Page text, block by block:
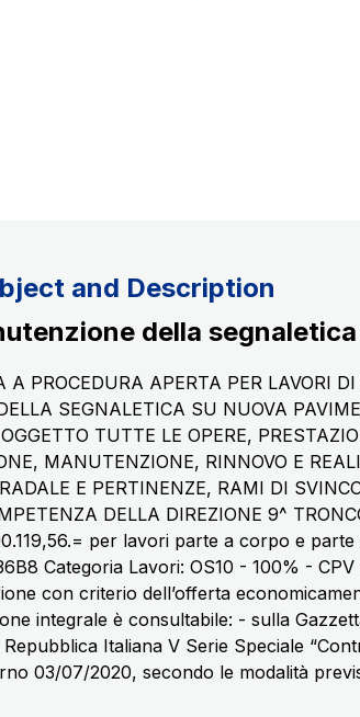
and Description
della
PROCEDURA APERTA PER LAVORI
SEGNALETICA SU NUOVA
TUTTE LE OPERE,
MANUTENZIONE, RINNOVO E
E PERTINENZE, RAMI DI
DELLA DIREZIONE 9^
per lavori parte a corpo e
Categoria Lavori: OS10 - 100% -
con criterio dell’offerta
integrale è consultabile: - sulla
Italiana V Serie Speciale
03/07/2020, secondo le modalità